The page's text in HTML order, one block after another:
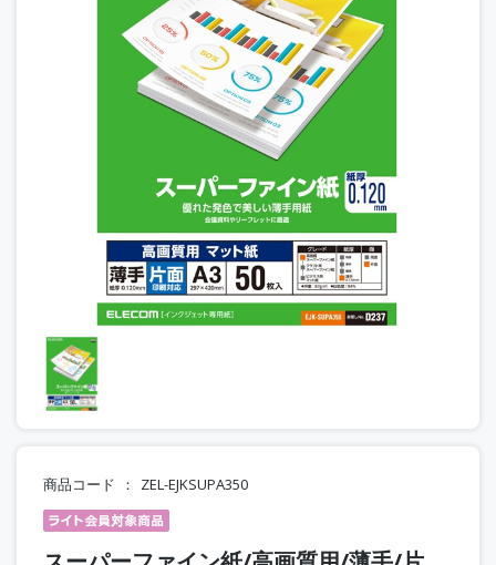
商品コード ZEL-EJKSUPA350